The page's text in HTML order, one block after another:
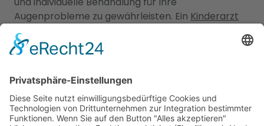
Augenprobleme zu gewährleisten. Ein Kinderarzt
Böbing
Gesundheit und das Wohlbefinden von Kindern zu
betreuen. Sie bieten umfassende
von akuten und chronischen Erkrankungen sowie
Beratung für Eltern in verschiedenen
medizinischen Bereichen an. Unsere Kinderärzte